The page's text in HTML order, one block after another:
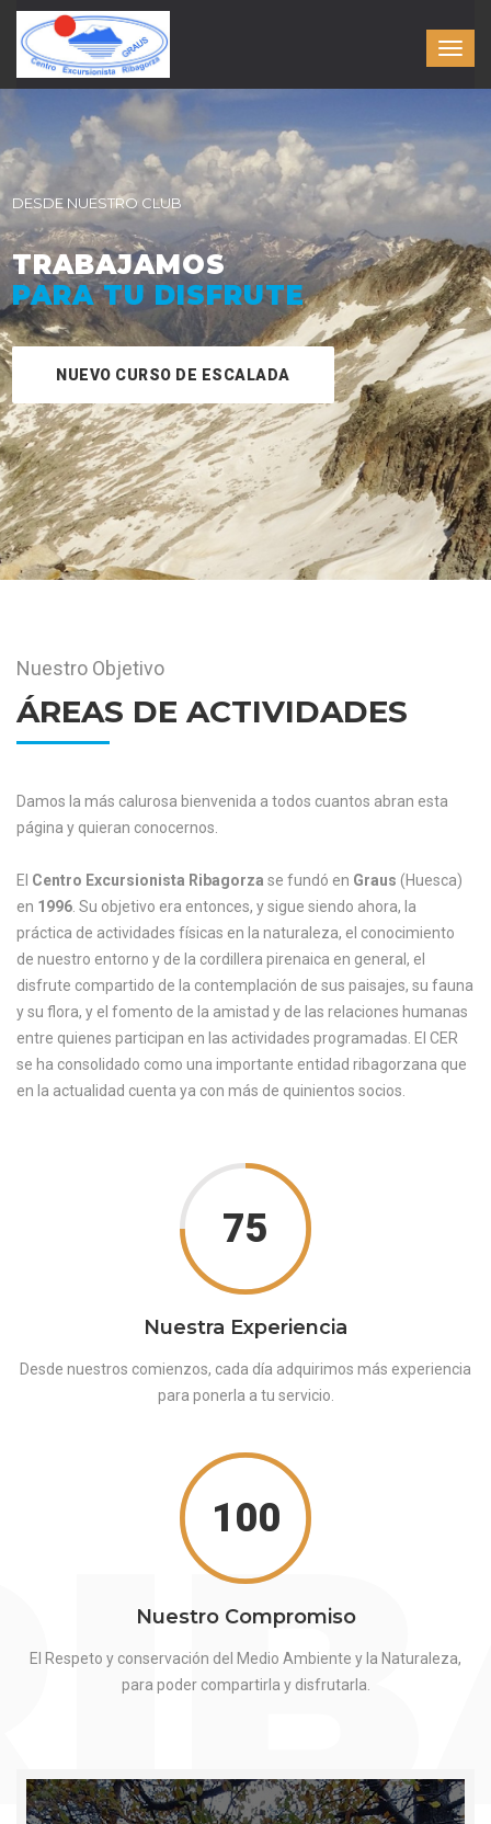
DESDE NUESTRO CLUB
TRABAJAMOS
PARA TU DISFRUTE
NUEVO CURSO DE ESCALADA
Nuestro Objetivo
ÁREAS DE ACTIVIDADES
Damos la más calurosa bienvenida a todos cuantos abran esta
página y quieran conocernos.
El Centro Excursionista Ribagorza se fundó en Graus (Huesca)
en 1996 . Su objetivo era entonces, y sigue siendo ahora, la
práctica de actividades físicas en la naturaleza, el conocimiento
de nuestro entorno y de la cordillera pirenaica en general, el
disfrute compartido de la contemplación de sus paisajes, su fauna
y su flora, y el fomento de la amistad y de las relaciones humanas
entre quienes participan en las actividades programadas. El CER
se ha consolidado como una importante entidad ribagorzana que
en la actualidad cuenta ya con más de quinientos socios.
75
Nuestra Experiencia
Desde nuestros comienzos, cada día adquirimos más experiencia
para ponerla a tu servicio.
100
Nuestro Compromiso
El Respeto y conservación del Medio Ambiente y la Naturaleza,
para poder compartirla y disfrutarla.